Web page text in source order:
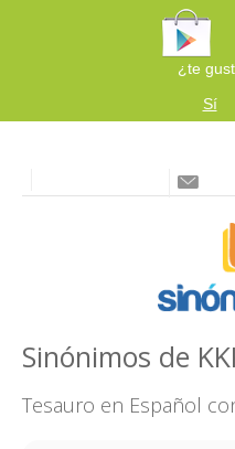
¿te
Sí
Sinónimos de
Tesauro en Español